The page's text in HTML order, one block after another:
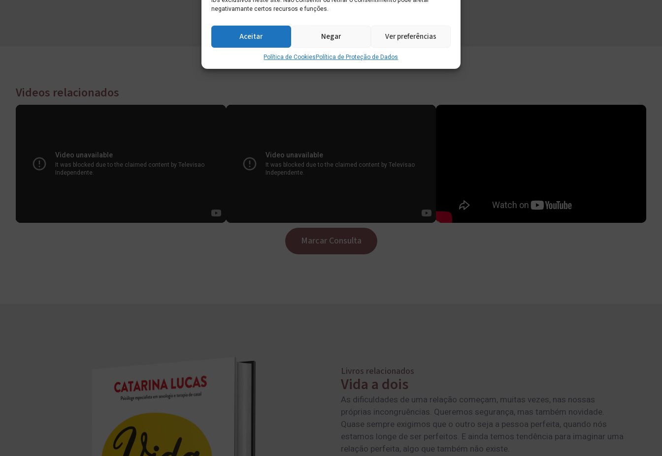
negativamante certos recursos e funções.
Aceitar Negar Ver preferências
Política de CookiesPolítica de Proteção de Dados
Videos relacionados
Marcar Consulta
Livros relacionados
Vida a dois
As dificuldades de uma relação começam, muitas vezes, nas nossas
próprias incongruências. Queremos segurança, mas também novidade.
Quase sempre exigimos que o outro seja a pessoa perfeita, quando nós
estamos longe de ser perfeitos. E ainda temos tendência para imaginar uma
relação perfeita, algo que também não existe.